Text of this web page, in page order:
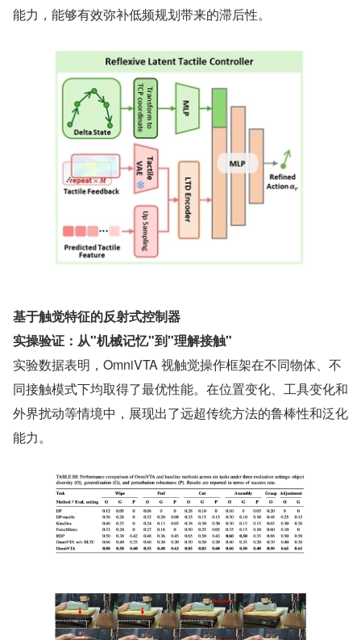
能力，能够有效弥补低频规划带来的滞后性。
基于触觉特征的反射式控制器
实操验证：从"机械记忆"到"理解接触"
实验数据表明，OmniVTA 视触觉操作框架在不同物体、不
同接触模式下均取得了最优性能。在位置变化、工具变化和
外界扰动等情境中，展现出了远超传统方法的鲁棒性和泛化
能力。